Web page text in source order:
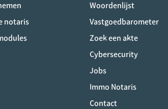
notaris
Woordenlijst
Vastgoedbarometer
Zoek een akte
Cybersecurity
Jobs
Immo Notaris
Contact